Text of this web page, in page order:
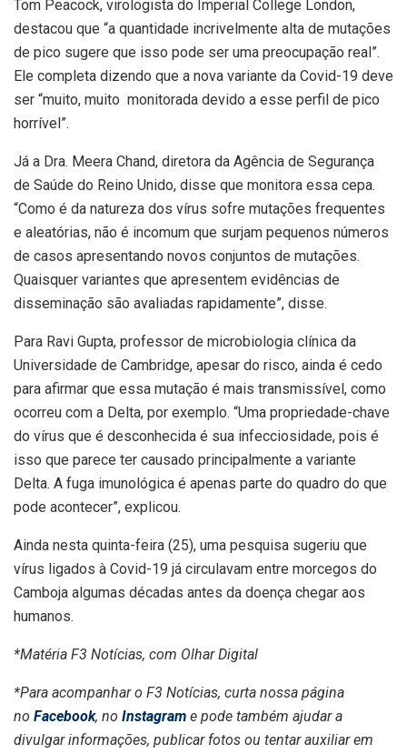
Tom Peacock, virologista do Imperial College London,
destacou que “a quantidade incrivelmente alta de mutações
de pico sugere que isso pode ser uma preocupação real”.
Ele completa dizendo que a nova variante da Covid-19 deve
ser “muito, muito monitorada devido a esse perfil de pico
horrível”.
Já a Dra. Meera Chand, diretora da Agência de Segurança
de Saúde do Reino Unido, disse que monitora essa cepa.
“Como é da natureza dos vírus sofre mutações frequentes
e aleatórias, não é incomum que surjam pequenos números
de casos apresentando novos conjuntos de mutações.
Quaisquer variantes que apresentem evidências de
disseminação são avaliadas rapidamente”, disse.
Para Ravi Gupta, professor de microbiologia clínica da
Universidade de Cambridge, apesar do risco, ainda é cedo
para afirmar que essa mutação é mais transmissível, como
ocorreu com a Delta, por exemplo. “Uma propriedade-chave
do vírus que é desconhecida é sua infecciosidade, pois é
isso que parece ter causado principalmente a variante
Delta. A fuga imunológica é apenas parte do quadro do que
pode acontecer”, explicou.
Ainda nesta quinta-feira (25), uma pesquisa sugeriu que
vírus ligados à Covid-19 já circulavam entre morcegos do
Camboja algumas décadas antes da doença chegar aos
humanos.
*Matéria F3 Notícias, com Olhar Digital
*Para acompanhar o F3 Notícias, curta nossa página
no Facebook, no Instagram e pode também ajudar a
divulgar informações, publicar fotos ou tentar auxiliar em